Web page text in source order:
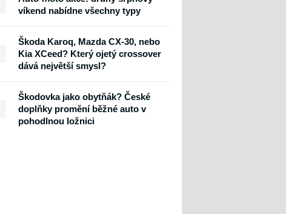
víkend nabídne všechny typy
Škoda Karoq, Mazda CX-30, nebo
Kia XCeed? Který ojetý crossover
dává největší smysl?
Škodovka jako obytňák? České
doplňky promění běžné auto v
pohodlnou ložnici